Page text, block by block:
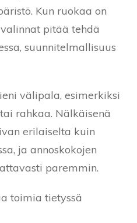
Kun ruokaa on
pitää tehdä
suunnitelmallisuus
välipala, esimerkiksi
rahkaa. Nälkäisenä
erilaiselta kuin
ja annoskokojen
paremmin.
toimia tietyssä